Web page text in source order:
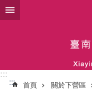
跳到主要內容區塊
:::
:::
首頁 關於下營區